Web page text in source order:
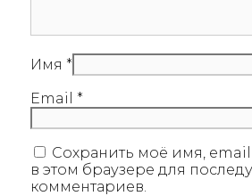
Имя *
Email *
Сохранить моё имя, email
в этом браузере для
комментариев.